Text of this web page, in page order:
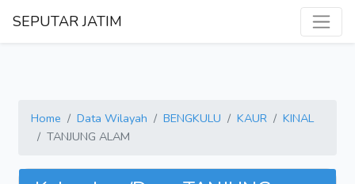
SEPUTAR JATIM
Home Data Wilayah BENGKULU KAUR
KINAL
TANJUNG ALAM